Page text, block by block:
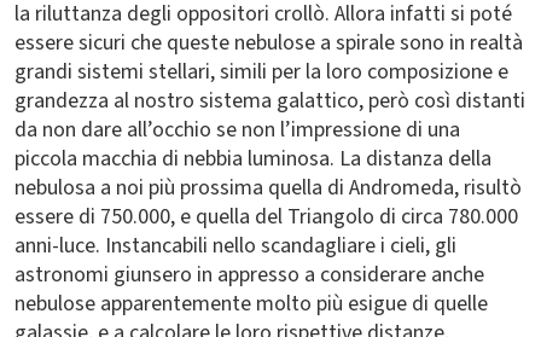
la riluttanza degli oppositori crollò. Allora infatti si poté
essere sicuri che queste nebulose a spirale sono in realtà
grandi sistemi stellari, simili per la loro composizione e
grandezza al nostro sistema galattico, però così distanti
da non dare all’occhio se non l’impressione di una
piccola macchia di nebbia luminosa. La distanza della
nebulosa a noi più prossima quella di Andromeda, risultò
essere di 750.000, e quella del Triangolo di circa 780.000
anni-luce. Instancabili nello scandagliare i cieli, gli
astronomi giunsero in appresso a considerare anche
nebulose apparentemente molto più esigue di quelle